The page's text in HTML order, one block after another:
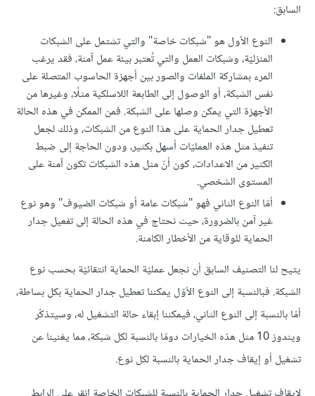
السابق:
النوع الأول هو "شبكات خاصة" والتي تشتمل على الشبكات
المنزليّة، وشبكات العمل والتي تُعتبر بيئة عمل آمنة، فقد يرغب
المرء بمشاركة الملفات والصور بين أجهزة الحاسوب المتصلة على
نفس الشبكة، أو الوصول إلى الطابعة اللاسلكية مثلًا، وغيرها من
الأجهزة التي يمكن وصلها على الشبكة. فمن الممكن في هذه الحالة
تعطيل جدار الحماية على هذا النوع من الشبكات، وذلك لجعل
تنفيذ مثل هذه العمليّات أسهل بكثير، ودون الحاجة إلى ضبط
الكثير من الاعدادات، كون أنّ مثل هذه الشبكات تكون آمنة على
المستوى الشخصي.
أمّا النوع الثاني فهو "شبكات عامة أو شبكات الضيوف" وهو نوع
غير آمن بالضرورة، حيث نحتاج في هذه الحالة إلى تفعيل جدار
الحماية للوقاية من الأخطار الكامنة.
يتيح لنا التصنيف السابق أن نجعل عمليّة الحماية انتقائيّة بحسب نوع
الشبكة. فبالنسبة إلى النوع الأوّل يمكننا تعطيل جدار الحماية بكل بساطة،
أمّا بالنسبة إلى النوع الثاني، فيمكننا إبقاء حالة التشغيل له، وسيتذكّر
ويندوز 10 مثل هذه الخيارات دومًا بالنسبة لكل شبكة، مما يغنينا عن
تشغيل أو إيقاف جدار الحماية بالنسبة لكل نوع.